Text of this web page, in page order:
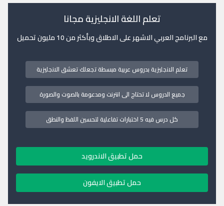
تعلم اللغة الانجليزية مجانا
مع البرنامج العربي الاشهر على الاطلاق وبأكثر من 10 مليون تحميل
تعلم الانجليزية بدروس عربية مبسطة تجعلك تعشق الانجليزية
جميع الدروس لا تحتاج الى انترنت ومدعومة بالصوت والصورة
كل درس فيه 5 اختبارات تفاعلية لتحسين اللفظ والنطق
حمل تطبيق الاندرويد
حمل تطبيق الايفون